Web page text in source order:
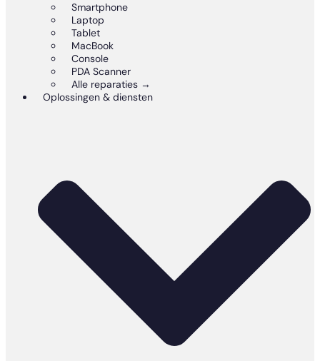
Smartphone
Laptop
Tablet
MacBook
Console
PDA Scanner
Alle reparaties →
Oplossingen & diensten